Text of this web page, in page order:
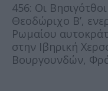
456: Οι
Θεοδώριχο Β’,
Ρωμαίου
στην Ιβηρική
Βουργουνδών,